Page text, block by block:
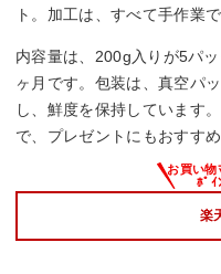
ト。加工は、すべて手作業
内容量は、200g入りが5パ
ヶ月です。包装は、真空パ
し、鮮度を保持しています
で、プレゼントにもおすすめ
楽